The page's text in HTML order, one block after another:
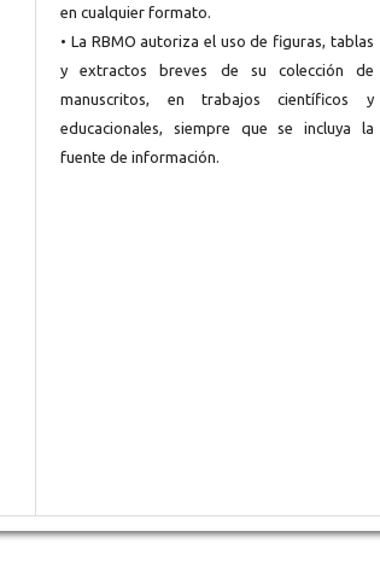
en cualquier formato.
• La RBMO autoriza el uso de figuras, tablas
y extractos breves de su colección de
manuscritos, en trabajos científicos y
educacionales, siempre que se incluya la
fuente de información.